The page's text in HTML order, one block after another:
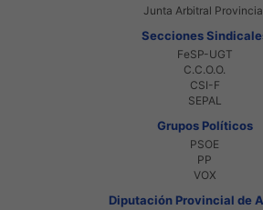
Junta Arbitral
Secciones
FeSP-UGT
C.C.O.O.
CSI-F
SEPAL
Grupos Políticos
PSOE
PP
VOX
Diputación Provincial de